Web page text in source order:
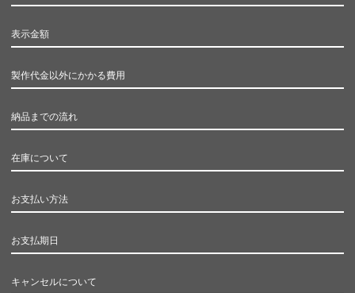
表示金額
製作代金以外にかかる費用
納品までの流れ
在庫について
お支払い方法
お支払期日
キャンセルについて